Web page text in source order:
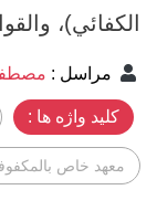
الكفائي)،
مراسل :
کلید واژه ها :
معهد خاص